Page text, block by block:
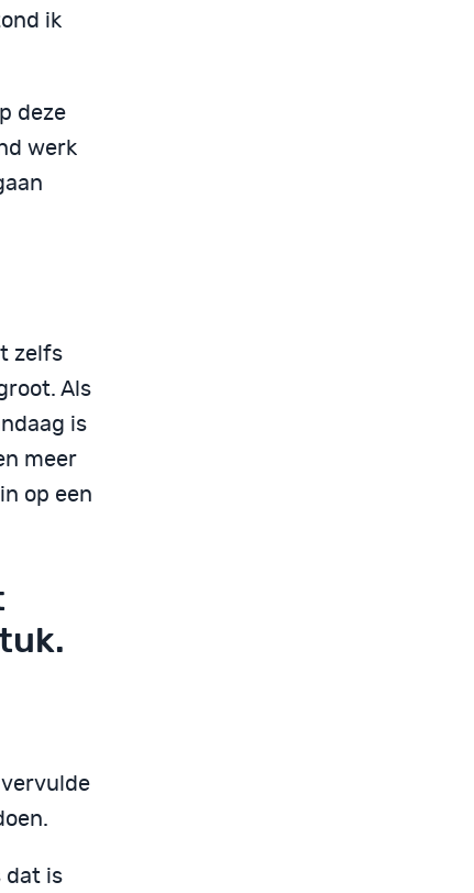
ik
deze
werk
zelfs
Als
is
meer
op een
dat is